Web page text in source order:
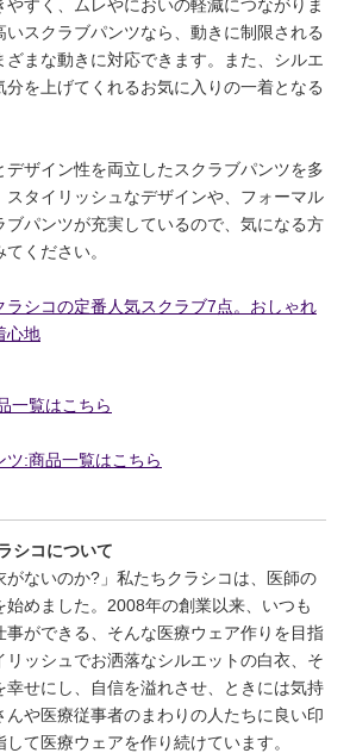
すく、ムレやにおいの軽減につながりま
スクラブパンツなら、動きに制限される
ざまな動きに対応できます。また、シルエ
分を上げてくれるお気に入りの一着となる
デザイン性を両立したスクラブパンツを多
スタイリッシュなデザインや、フォーマル
ブパンツが充実しているので、気になる方
ください。
シコの定番人気スクラブ7点。おしゃれ
心地
一覧はこちら
:商品一覧はこちら
シコについて
がないのか?」私たちクラシコは、医師の
めました。2008年の創業以来、いつも
事ができる、そんな医療ウェア作りを目指
リッシュでお洒落なシルエットの白衣、そ
幸せにし、自信を溢れさせ、ときには気持
んや医療従事者のまわりの人たちに良い印
て医療ウェアを作り続けています。